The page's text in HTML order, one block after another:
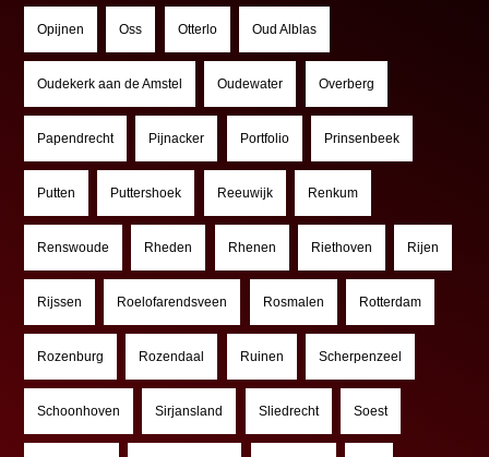
Opijnen Oss Otterlo Oud Alblas
Oudekerk aan de Amstel Oudewater Overberg
Papendrecht Pijnacker Portfolio Prinsenbeek
Putten Puttershoek Reeuwijk Renkum
Renswoude Rheden Rhenen Riethoven Rijen
Rijssen Roelofarendsveen Rosmalen Rotterdam
Rozenburg Rozendaal Ruinen Scherpenzeel
Schoonhoven Sirjansland Sliedrecht Soest